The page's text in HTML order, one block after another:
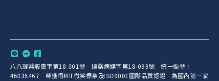
八八環藥販賣字第18-001號 環藥病媒字第18-099號 統一編號：
46036467 榮獲得MIT微笑標章及ISO9001國際品質認證 為國內第一家